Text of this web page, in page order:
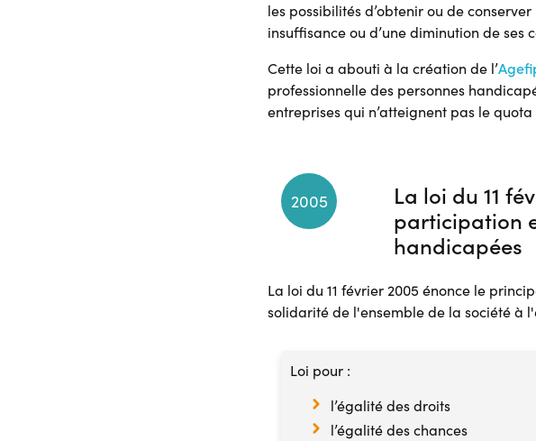
les possibilités d’obtenir ou de
insuffisance ou d’une diminution de ses
Cette loi a abouti à la création de l’
professionnelle des personnes
entreprises qui n’atteignent pas le
2005
La loi du 11
participation
handicapées
La loi du 11 février 2005 énonce le
solidarité de l'ensemble de la société à
Loi pour :
l’égalité des droits
l’égalité des chances